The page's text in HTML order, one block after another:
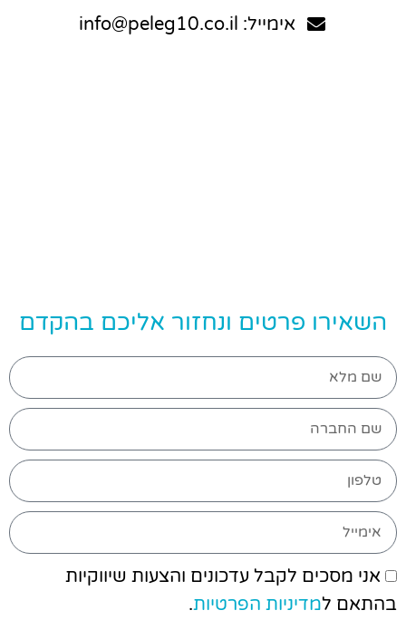
אימייל: info@peleg10.co.il
השאירו פרטים ונחזור אליכם בהקדם
אני מסכים לקבל עדכונים והצעות שיווקיות
בהתאם למדיניות הפרטיות.